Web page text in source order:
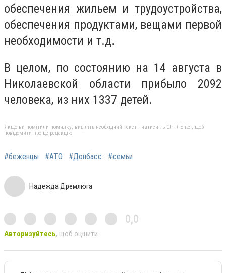
обеспечения жильем и трудоустройства,
обеспечения продуктами, вещами первой
необходимости и т.д.
В целом, по состоянию на 14 августа в
Николаевской области прибыло 2092
человека, из них 1337 детей.
Якщо ви помітили помилку, виділіть необхідний текст і натисніть Ctrl + Enter, щоб
повідомити про це редакцію
#беженцы #АТО #Донбасс #семьи
Надежда Дремлюга
0,0
Авторизуйтесь, щоб оцінити